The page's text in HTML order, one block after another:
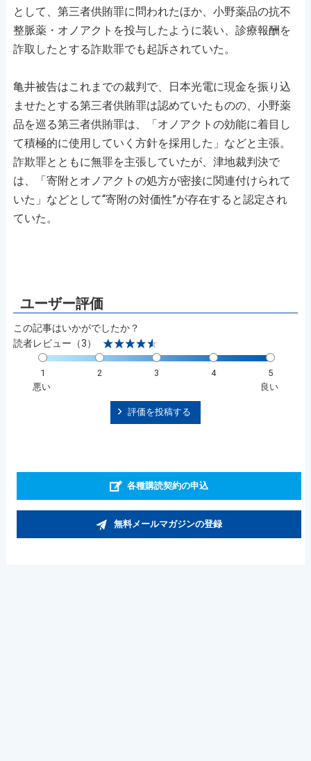
として、第三者供賄罪に問われたほか、小野薬品の抗不
整脈薬・オノアクトを投与したように装い、診療報酬を
詐取したとする詐欺罪でも起訴されていた。
亀井被告はこれまでの裁判で、日本光電に現金を振り込
ませたとする第三者供賄罪は認めていたものの、小野薬
品を巡る第三者供賄罪は、「オノアクトの効能に着目し
て積極的に使用していく方針を採用した」などと主張。
詐欺罪とともに無罪を主張していたが、津地裁判決で
は、「寄附とオノアクトの処方が密接に関連付けられて
いた」などとして“寄附の対価性”が存在すると認定され
ていた。
この記事はいかがでしたか？
読者レビュー（3）
1 2 3 4
5
悪い
良い
評価を投稿する
各種購読契約の申込
無料メールマガジンの登録